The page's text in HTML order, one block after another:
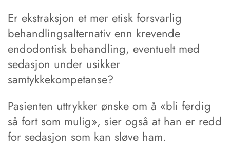
Er ekstraksjon et mer etisk forsvarlig
behandlingsalternativ enn krevende
endodontisk behandling, eventuelt med
sedasjon under usikker
samtykkekompetanse?
Pasienten uttrykker ønske om å «bli ferdig
så fort som mulig», sier også at han er redd
for sedasjon som kan sløve ham.